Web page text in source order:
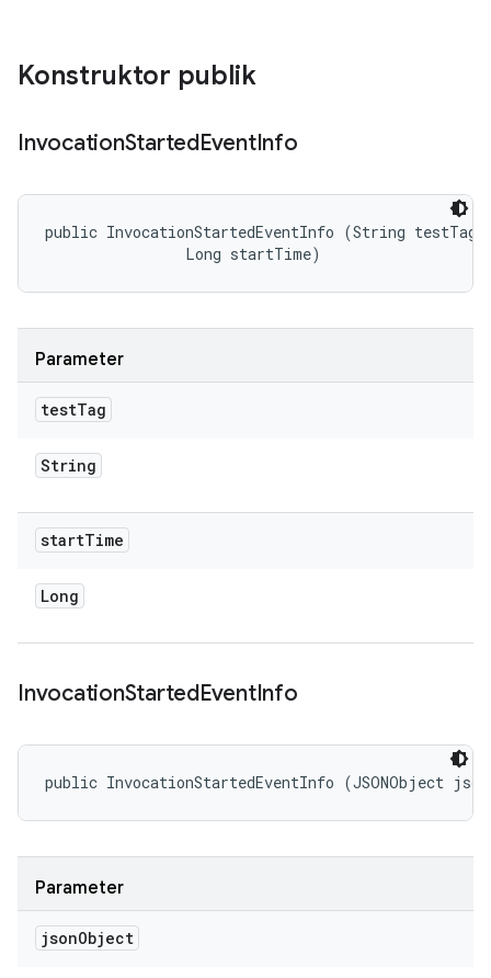
Konstruktor publik
InvocationStartedEventInfo
public InvocationStartedEventInfo (String
                Long startTime)
Parameter
testTag
String
startTime
Long
InvocationStartedEventInfo
public InvocationStartedEventInfo (JSONObject
Parameter
jsonObject